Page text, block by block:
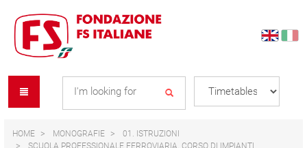
content
navigation
menu
HOME MONOGRAFIE
01. ISTRUZIONI
SCUOLA PROFESSIONALE FERROVIARIA. CORSO DI IMPIANTI